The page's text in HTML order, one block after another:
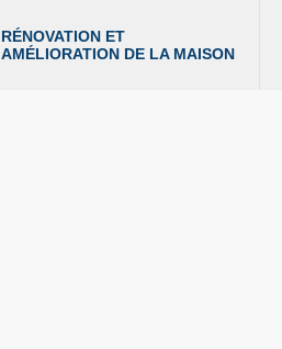
RÉNOVATION ET
AMÉLIORATION DE LA MAISON